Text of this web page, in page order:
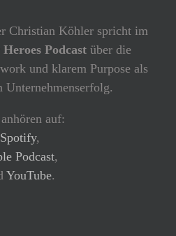
Christian Köhler spricht im
Podcast über die
und klarem Purpose als
Unternehmenserfolg.
auf:
Spotify,
Podcast,
YouTube.